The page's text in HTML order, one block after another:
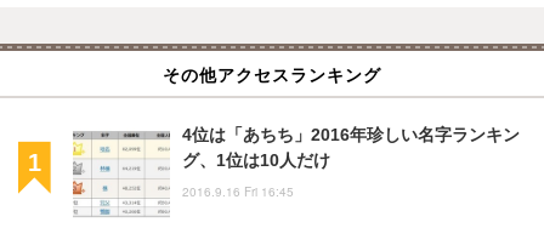
その他アクセスランキング
4位は「あちち」2016年珍しい名字ランキン
グ、1位は10人だけ
2016.9.16 Fri 16:45